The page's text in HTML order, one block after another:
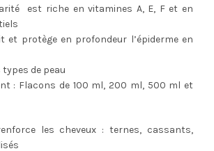
est riche en vitamines A, E, F et en
et protège en profondeur l’épiderme en
de peau
: Flacons de 100 ml, 200 ml, 500 ml et
les cheveux : ternes, cassants,